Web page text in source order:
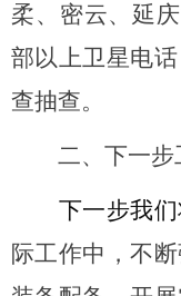
柔、密云、延
部以上卫星电
查抽查。
二、 下一步
下一步我
际工作中，不